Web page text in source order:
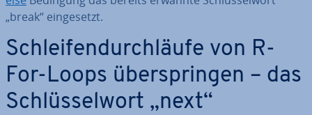
„break“ ein­ge­setzt.
Schlei­fen­durch­läu­fe von R-
For-Loops über­sprin­gen – das
Schlüs­sel­wort „next“